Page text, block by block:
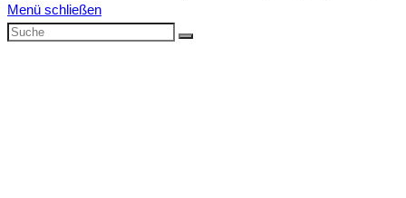
Menü schließen